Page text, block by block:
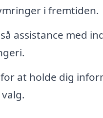
i fremtiden.
assistance med
at holde dig